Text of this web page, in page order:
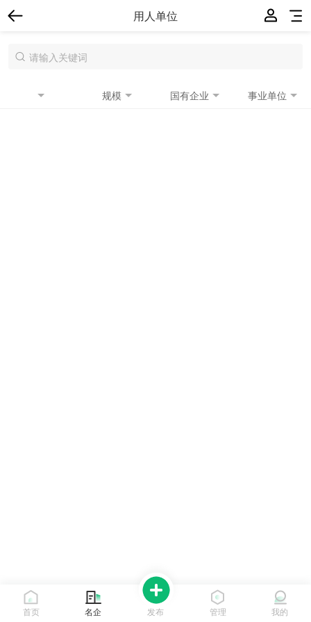
用人单位
规模 国有企业 事业单位
首页 名企 发布 管理 我的